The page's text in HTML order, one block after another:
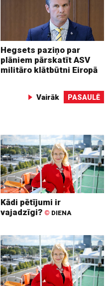
Hegsets paziņo par
plāniem pārskatīt ASV
militāro klātbūtni Eiropā
Vairāk PASAULĒ
Kādi pētījumi ir
vajadzīgi? © DIENA